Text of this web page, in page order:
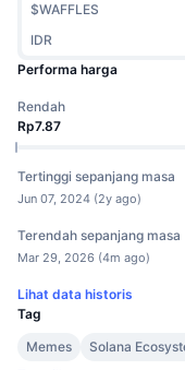
$WAFFLES
IDR
Performa harga
Rendah
Rp7.87
Tertinggi sepanjang masa
Jun 07, 2024 (2y ago)
Terendah sepanjang masa
Mar 29, 2026 (4m ago)
Lihat data historis
Tag
Memes
Solana